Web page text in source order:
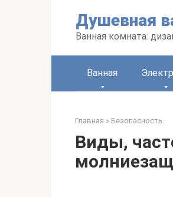
Душевная
Ванная комната:
Ванная
Главная » Безопасность
Виды,